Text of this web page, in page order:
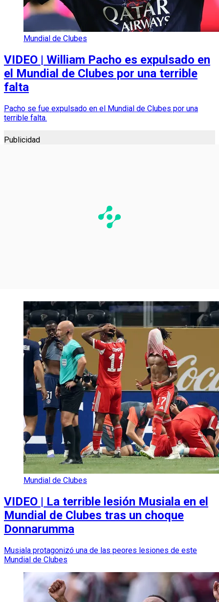
Mundial de Clubes
VIDEO | William Pacho es expulsado en
el Mundial de Clubes por una terrible
falta
Pacho se fue expulsado en el Mundial de Clubes por una
terrible falta.
Publicidad
Mundial de Clubes
VIDEO | La terrible lesión Musiala en el
Mundial de Clubes tras un choque
Donnarumma
Musiala protagonizó una de las peores lesiones de este
Mundial de Clubes